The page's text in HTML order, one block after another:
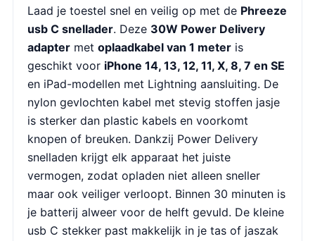
Laad je toestel snel en veilig op met de Phreeze
usb C snellader. Deze 30W Power Delivery
adapter met oplaadkabel van 1 meter is
geschikt voor iPhone 14, 13, 12, 11, X, 8, 7 en SE
en iPad-modellen met Lightning aansluiting. De
nylon gevlochten kabel met stevig stoffen jasje
is sterker dan plastic kabels en voorkomt
knopen of breuken. Dankzij Power Delivery
snelladen krijgt elk apparaat het juiste
vermogen, zodat opladen niet alleen sneller
maar ook veiliger verloopt. Binnen 30 minuten is
je batterij alweer voor de helft gevuld. De kleine
usb C stekker past makkelijk in je tas of jaszak